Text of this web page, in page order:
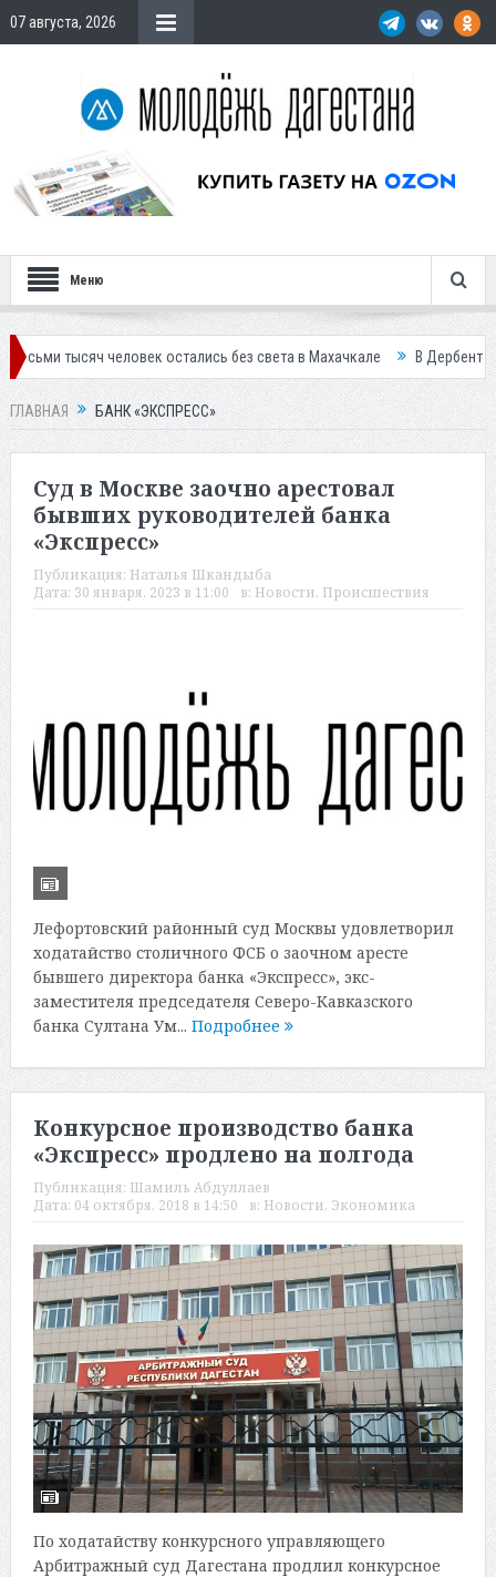
07 августа, 2026
Меню
человек остались без света в Махачкале В Дербенте
ГЛАВНАЯ БАНК «ЭКСПРЕСС»
Суд в Москве заочно арестовал
бывших руководителей банка
«Экспресс»
Публикация: Наталья Шкандыба
Дата: 30 января, 2023 в 11:00 в: Новости, Происшествия
Лефортовский районный суд Москвы удовлетворил
ходатайство столичного ФСБ о заочном аресте
бывшего директора банка «Экспресс», экс-
заместителя председателя Северо-Кавказского
банка Султана Ум... Подробнее
Конкурсное производство банка
«Экспресс» продлено на полгода
Публикация: Шамиль Абдуллаев
Дата: 04 октября, 2018 в 14:50 в: Новости, Экономика
По ходатайству конкурсного управляющего
Арбитражный суд Дагестана продлил конкурсное